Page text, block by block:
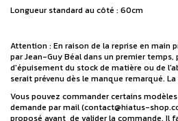
Longueur standard au côté : 60cm
Attention : En raison de la reprise en main
par Jean-Guy Béal dans un premier
d'épuisement du stock de matière ou de
serait prévenu dès le manque remarqué.
Vous pouvez commander certains
demande par mail (contact@hiatus-
proposé avant de valider la commande. Il